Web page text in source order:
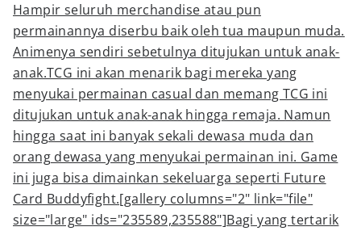
Hampir seluruh merchandise atau pun
permainannya diserbu baik oleh tua maupun muda.
Animenya sendiri sebetulnya ditujukan untuk anak-
anak.TCG ini akan menarik bagi mereka yang
menyukai permainan casual dan memang TCG ini
ditujukan untuk anak-anak hingga remaja. Namun
hingga saat ini banyak sekali dewasa muda dan
orang dewasa yang menyukai permainan ini. Game
ini juga bisa dimainkan sekeluarga seperti Future
Card Buddyfight.[gallery columns="2" link="file"
size="large" ids="235589,235588"]Bagi yang tertarik